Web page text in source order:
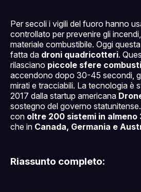
Per secoli i vigili del fuoro hanno
controllato per prevenire gli
materiale combustibile. Oggi
fatta da droni quadricotteri.
rilasciano piccole sfere
accendono dopo 30-45 secondi,
mirati e tracciabili. La tecnologia è
2017 dalla startup americana
sostegno del governo
con oltre 200 sistemi in almeno
che in Canada, Germania e
Riassunto completo: